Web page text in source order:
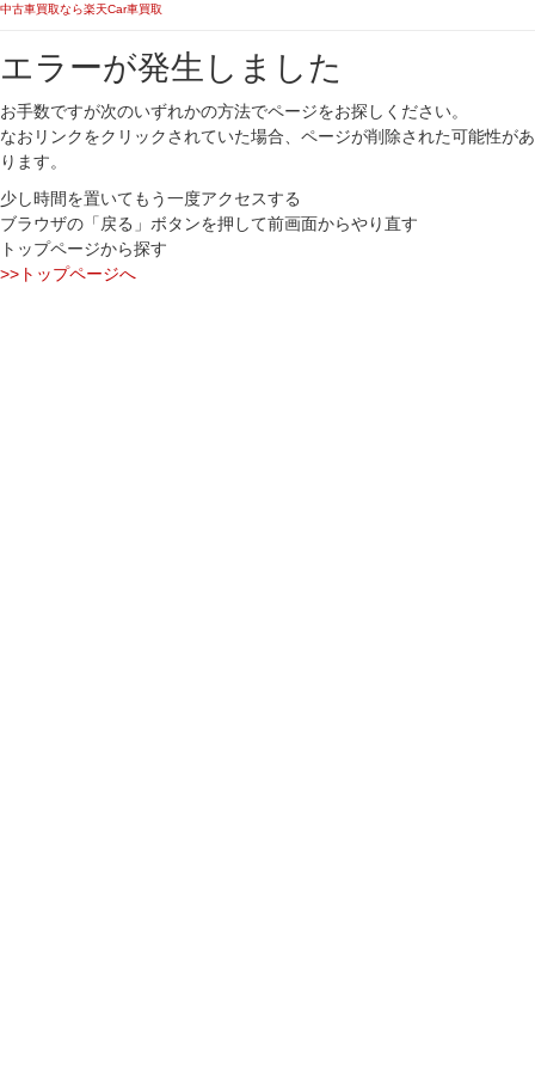
中古車買取なら楽天Car車買取
エラーが発生しました
お手数ですが次のいずれかの方法でページをお探しください。
なおリンクをクリックされていた場合、ページが削除された可能性があ
ります。
少し時間を置いてもう一度アクセスする
ブラウザの「戻る」ボタンを押して前画面からやり直す
トップページから探す
>>トップページへ